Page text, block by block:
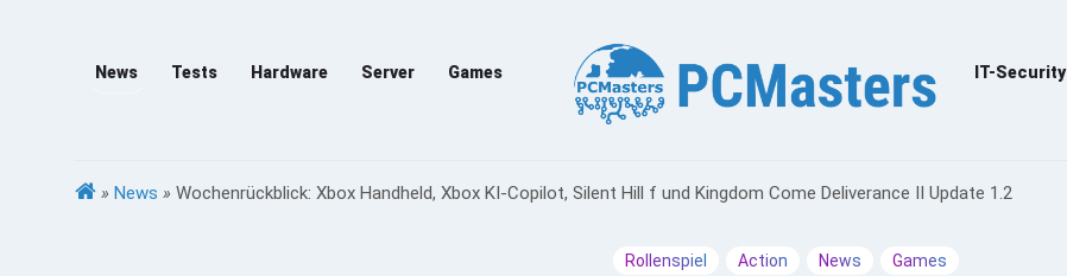
News Tests Hardware Server Games IT-Security
» News » Wochenrückblick: Xbox Handheld, Xbox KI-Copilot, Silent Hill f und Kingdom Come Deliverance II Update 1.2
Rollenspiel Action News Games